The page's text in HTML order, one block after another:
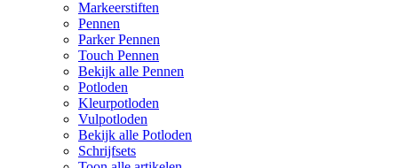
Markeerstiften
Pennen
Parker Pennen
Touch Pennen
Bekijk alle Pennen
Potloden
Kleurpotloden
Vulpotloden
Bekijk alle Potloden
Schrijfsets